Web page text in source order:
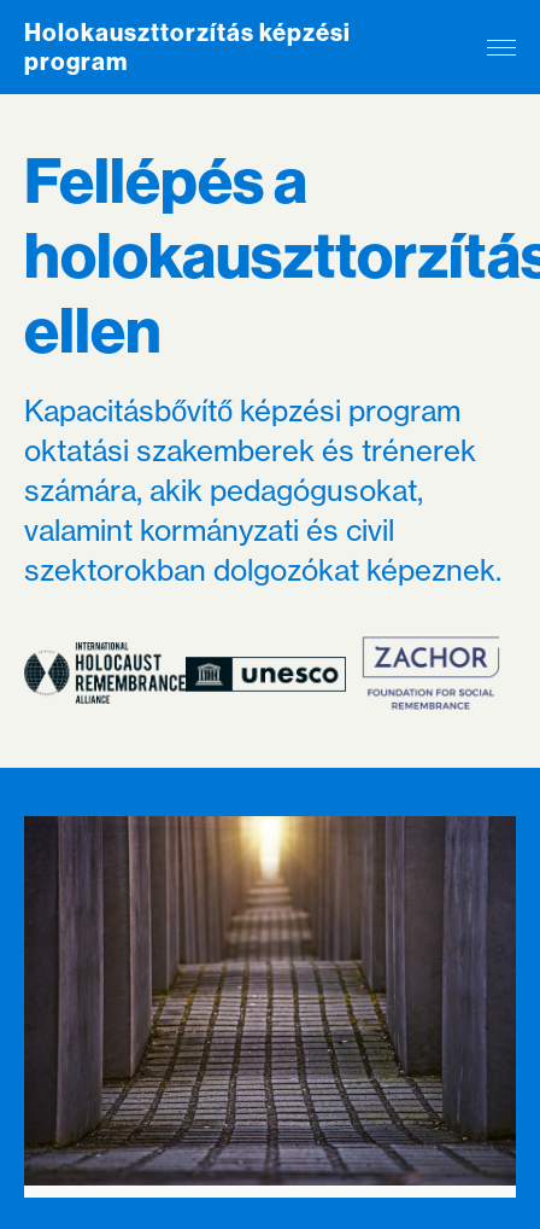
Skip to content
Holokauszttorzítás képzési
program
Fellépés a
ellen
Kapacitásbővítő képzési program
oktatási szakemberek és trénerek
számára, akik pedagógusokat,
valamint kormányzati és civil
szektorokban dolgozókat képeznek.